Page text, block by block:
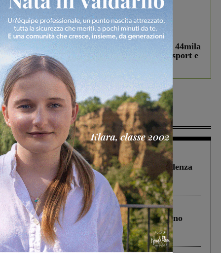
In vetrina 3 Agosto 2026
Estra Notizie agosto: Smart Cities, oltre 44mila
studenti coinvolti, torna il bando per lo sport e
debutta il podcast Estrair
Più lette
Figline Incisa Valdarno 1 Agosto 2026
Piscina di Figline finanziata oltre la scadenza
Pnrr, il gruppo di Fratelli d’Italia: “Un
ringraziamento al Governo”
Cronaca 4 Agosto 2026
Un anno fa la strage in A1 in cui morirono
Gianni, Giulia e Franco. Lo schianto, il
processo, lo stop ai sorpassi fra tir....